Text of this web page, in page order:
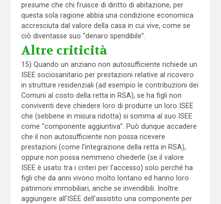
presume che chi fruisce di diritto di abitazione, per
questa sola ragione abbia una condizione economica
accresciuta dal valore della casa in cui vive, come se
ciò diventasse suo “denaro spendibile”.
Altre criticità
15) Quando un anziano non autosufficiente richiede un
ISEE sociosanitario per prestazioni relative al ricovero
in strutture residenziali (ad esempio le contribuzioni dei
Comuni al costo della retta in RSA), se ha figli non
conviventi deve chiedere loro di produrre un loro ISEE
che (sebbene in misura ridotta) si somma al suo ISEE
come “componente aggiuntiva”. Può dunque accadere
che il non autosufficiente non possa ricevere
prestazioni (come l’integrazione della retta in RSA),
oppure non possa nemmeno chiederle (se il valore
ISEE è usato tra i criteri per l’accesso) solo perché ha
figli che da anni vivono molto lontano ed hanno loro
patrimoni immobiliari, anche se invendibili. Inoltre
aggiungere all’ISEE dell’assistito una componente per